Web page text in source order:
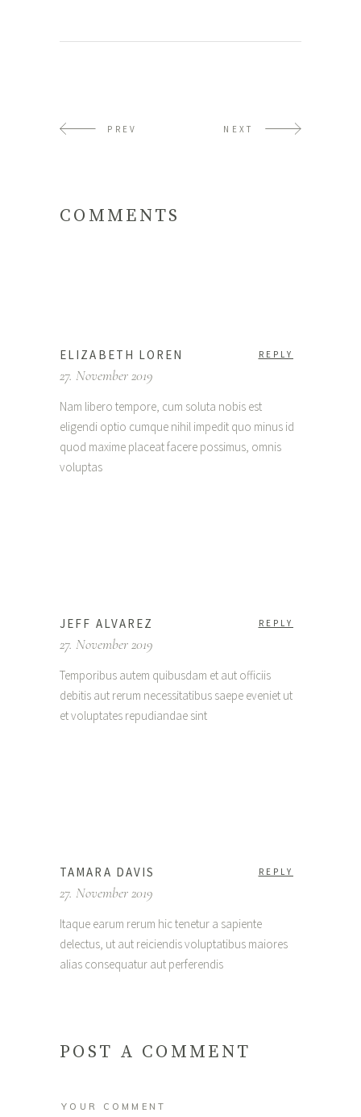
PREV NEXT
COMMENTS
ELIZABETH LOREN REPLY
27. November 2019
Nam libero tempore, cum soluta nobis est
eligendi optio cumque nihil impedit quo minus id
quod maxime placeat facere possimus, omnis
voluptas
JEFF ALVAREZ REPLY
27. November 2019
Temporibus autem quibusdam et aut officiis
debitis aut rerum necessitatibus saepe eveniet ut
et voluptates repudiandae sint
TAMARA DAVIS REPLY
27. November 2019
Itaque earum rerum hic tenetur a sapiente
delectus, ut aut reiciendis voluptatibus maiores
alias consequatur aut perferendis
POST A COMMENT